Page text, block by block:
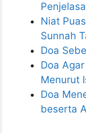
Niat
Sunnah
Doa
Doa
Menurut
Doa
beserta